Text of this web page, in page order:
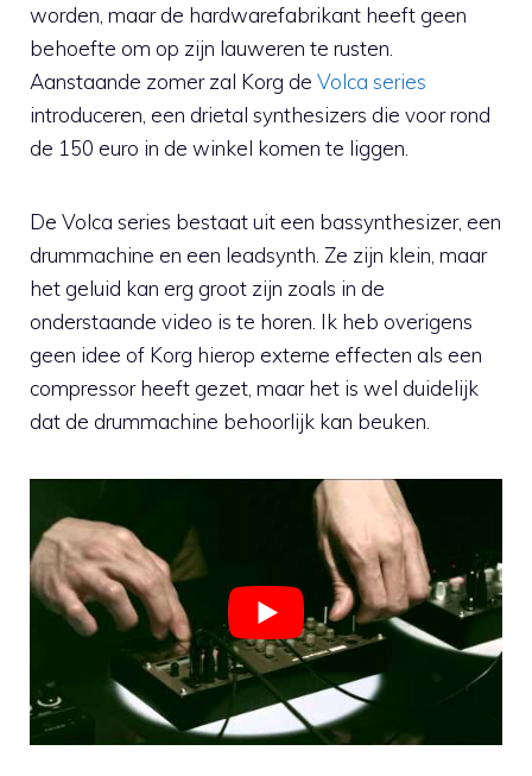
worden, maar de hardwarefabrikant heeft geen
behoefte om op zijn lauweren te rusten.
Aanstaande zomer zal Korg de Volca series
introduceren, een drietal synthesizers die voor rond
de 150 euro in de winkel komen te liggen.
De Volca series bestaat uit een bassynthesizer, een
drummachine en een leadsynth. Ze zijn klein, maar
het geluid kan erg groot zijn zoals in de
onderstaande video is te horen. Ik heb overigens
geen idee of Korg hierop externe effecten als een
compressor heeft gezet, maar het is wel duidelijk
dat de drummachine behoorlijk kan beuken.